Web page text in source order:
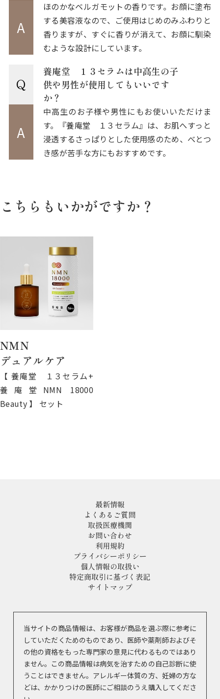
A
ほのかなベルガモットの香りです。お顔に塗布
する美容液なので、ご使用はじめのみふわりと
香りますが、すぐに香りが消えて、お顔に馴染
むような設計にしています。
Q
養庵堂 １３セラムは中高生の子
供や男性が使用してもいいです
か？
A
中高生のお子様や男性にもお使いいただけま
す。『養庵堂 １３セラム』は、お肌へすっと
浸透するさっぱりとした使用感のため、べとつ
き感が苦手な方にもおすすめです。
こちらもいかがですか？
NMN
デュアルケア
【 養庵堂 １３セラム+
養庵堂NMN 18000
Beauty 】 セット
最新情報
よくあるご質問
取扱医療機関
お問い合わせ
利用規約
プライバシーポリシー
個人情報の取扱い
特定商取引に基づく表記
サイトマップ
当サイトの商品情報は、お客様が商品を選ぶ際に参考に
していただくためのものであり、医師や薬剤師およびそ
の他の資格をもった専門家の意見に代わるものではあり
ません。この商品情報は病気を治すための自己診断に使
うことはできません。アレルギー体質の方、妊婦の方な
どは、かかりつけの医師にご相談のうえ購入してくださ